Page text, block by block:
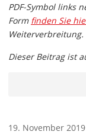
PDF-Symbol links
Form finden Sie
Weiterverbreitung.
Dieser Beitrag ist
19. November